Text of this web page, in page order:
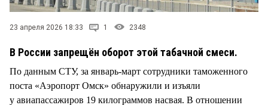
23 апреля 2026 18:33 1 2348
В России запрещён оборот этой табачной смеси.
По данным СТУ, за январь-март сотрудники таможенного
поста «Аэропорт Омск» обнаружили и изъяли
у авиапассажиров 19 килограммов насвая. В отношении